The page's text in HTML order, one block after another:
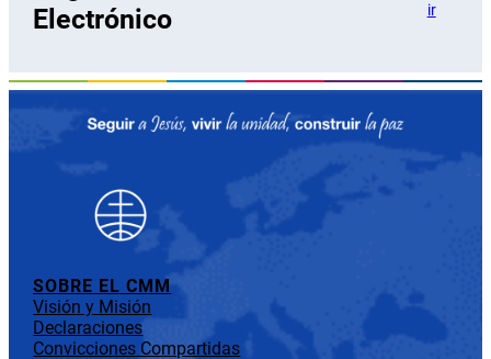
Electrónico
ir
SOBRE EL CMM
Visión y Misión
Declaraciones
Convicciones Compartidas